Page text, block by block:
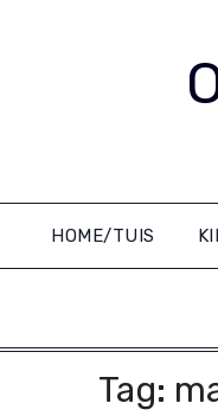
HOME/TUIS
Tag: